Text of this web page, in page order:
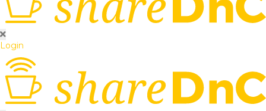
Login